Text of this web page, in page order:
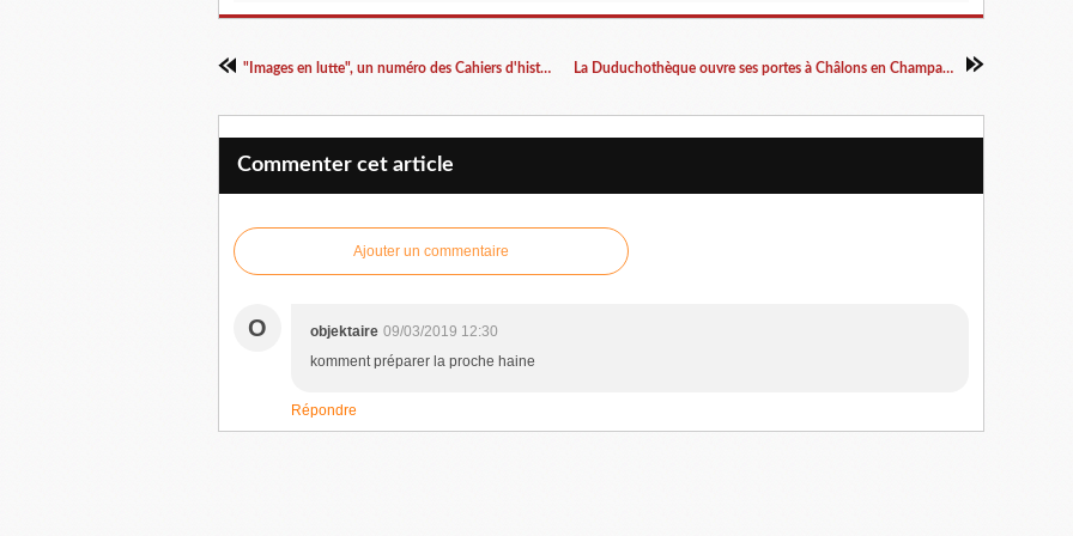
"Images en lutte", un numéro des Cahiers d'histoire La Duduchothèque ouvre ses portes à Châlons en Champagne
Commenter cet article
Ajouter un commentaire
O objektaire 09/03/2019 12:30
komment préparer la proche haine
Répondre